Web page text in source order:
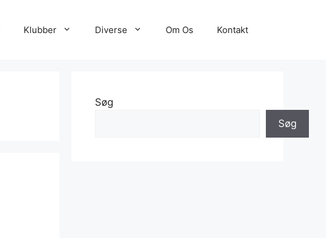
Klubber Diverse Om Os Kontakt
Søg
Søg